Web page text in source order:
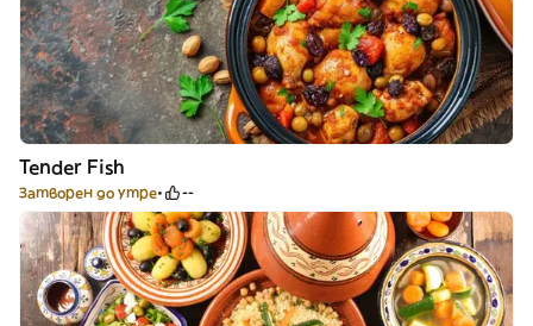
Tender Fish
Затворен до утре --